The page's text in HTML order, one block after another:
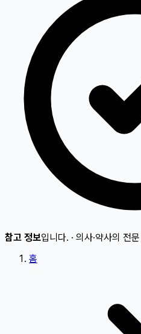
참고 정보입니다. · 의사·약사의 전
홈